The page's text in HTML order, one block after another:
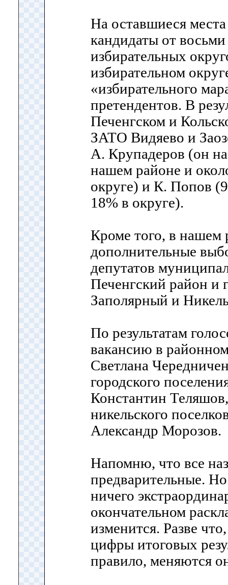
На оставшиеся
кандидаты от
избирательных
избирательном
«избирательного
претендентов. В
Печенгском и
ЗАТО Видяево и
А. Крупадеров (он
нашем районе и
округе) и К. Попов
18% в округе).
Кроме того, в нашем
дополнительные
депутатов
Печенгский район и
Заполярный и
По результатам
вакансию в
Светлана
городского
Константин
никельского
Александр Морозов.
Напомню, что все
предварительные.
ничего
окончательном
изменится. Разве
цифры итоговых
правило, меняются